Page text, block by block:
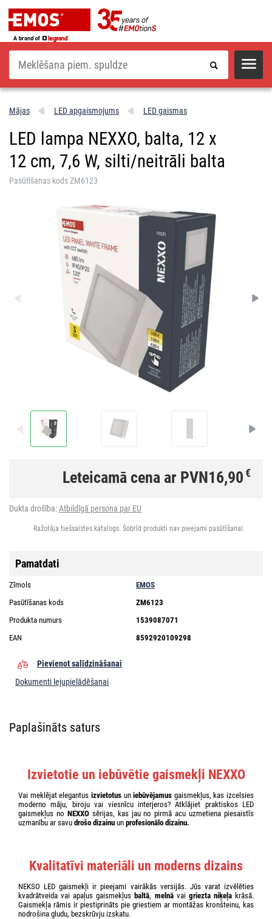
Meklēšana
Mājas LED apgaismojums LED gaismas
LED lampa NEXXO, balta, 12 x
12 cm, 7,6 W, silti/neitrāli balta
Pasūtīšanas kods ZM6123
Leteicamā cena ar PVN16,90€
Dukta drošība:Atbildīgā persona par EU
Ražotāja tiešsaistes katalogs. Šobrīd produkti nav pieejami pasūtīšanai.
Pamatdati
Zīmols
EMOS
Pasūtīšanas kods
ZM6123
Produkta numurs
1539087071
EAN
8592920109298
Pievienot salīdzināšanai
Dokumenti lejupielādēšanai
Paplašināts saturs
Izvietotie un iebūvētie gaismekļi NEXXO
Vai meklējat elegantus izvietotusuniebūvējamus gaismekļus, kas izcelsies
moderno māju, biroju vai viesnīcu interjeros? Atklājiet praktiskos LED
gaismekļus no NEXXOsērijas, kas jau no pirmā acu uzmetiena piesaistīs
uzmanību ar savu drošo dizainu un profesionālo dizainu.
Kvalitatīvi materiāli un moderns dizains
NEKSO LED gaismekļi ir pieejami vairākās versijās. Jūs varat izvēlēties
kvadrātveida vai apaļus gaismekļus baltā, melnāvai griezta niķeļakrāsā.
Gaismekļa rāmis ir piestiprināts pie griestiem ar montāžas kronšteinu, kas
nodrošina gludu, bezskrūvju izskatu.